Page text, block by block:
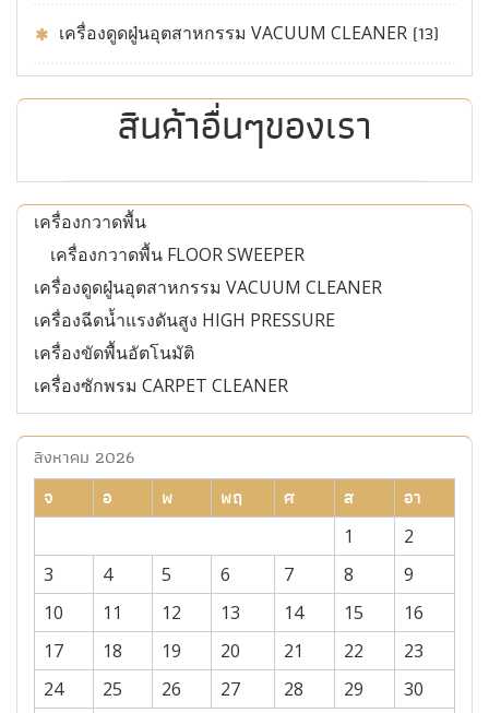
เครื่องดูดฝู่นอุตสาหกรรม VACUUM CLEANER (13)
สินค้าอื่นๆของเรา
เครื่องกวาดพื้น
เครื่องกวาดพื้น FLOOR SWEEPER
เครื่องดูดฝู่นอุตสาหกรรม VACUUM CLEANER
เครื่องฉีดน้ำแรงดันสูง HIGH PRESSURE
เครื่องขัดพื้นอัตโนมัติ
เครื่องซักพรม CARPET CLEANER
สิงหาคม 2026
จ
อ พ พฤ ศ ส อา
1
2
3
4 5 6 7 8
9
10
11 12 13 14 15
16
17
18 19 20 21 22
23
24
25 26 27 28 29
30